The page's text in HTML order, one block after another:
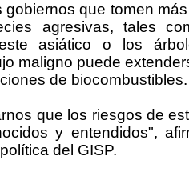
gobiernos que tomen
agresivas, tales
asiático o los
maligno puede
de biocombustibles.
que los riesgos de
y entendidos",
del GISP.